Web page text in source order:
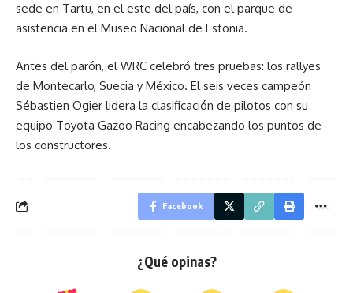
sede en Tartu, en el este del país, con el parque de
asistencia en el Museo Nacional de Estonia.
Antes del parón, el WRC celebró tres pruebas: los rallyes
de Montecarlo, Suecia y México. El seis veces campeón
Sébastien Ogier lidera la clasificación de pilotos con su
equipo Toyota Gazoo Racing encabezando los puntos de
los constructores.
Facebook
¿Qué opinas?